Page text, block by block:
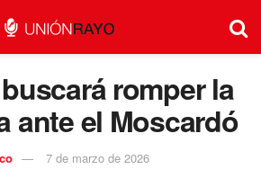
romper la
ante el Moscardó
7 de marzo de 2026